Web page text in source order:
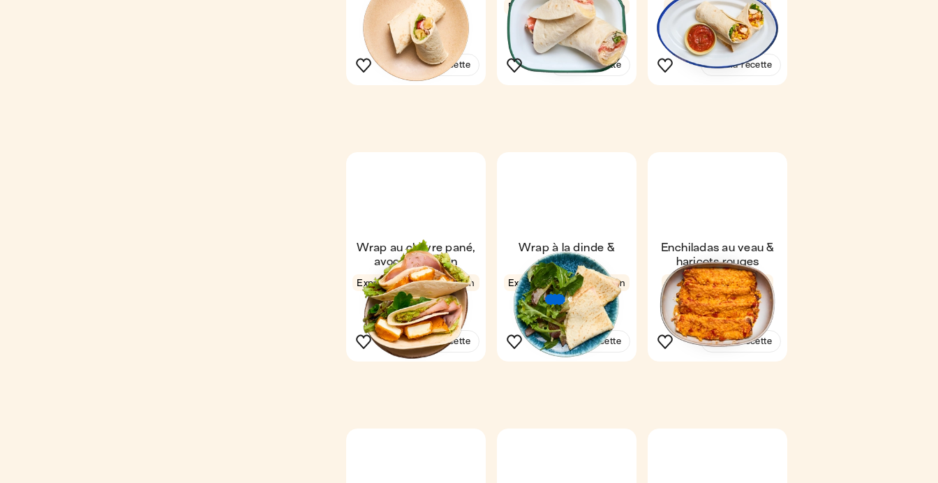
20 min 1
Voir la recette
Express 4,5
3 min
1
Voir la recette
4,7 16 min 1
Voir la recette
Wrap au chèvre pané,
avocat & bacon
Express 4,6
11 min
1
Voir la recette
Wrap à la dinde &
mozzarella
Express 4,6 6 min
€€€1
Voir la recette
Enchiladas au veau &
haricots rouges
4,6 32 min 1
Voir la recette